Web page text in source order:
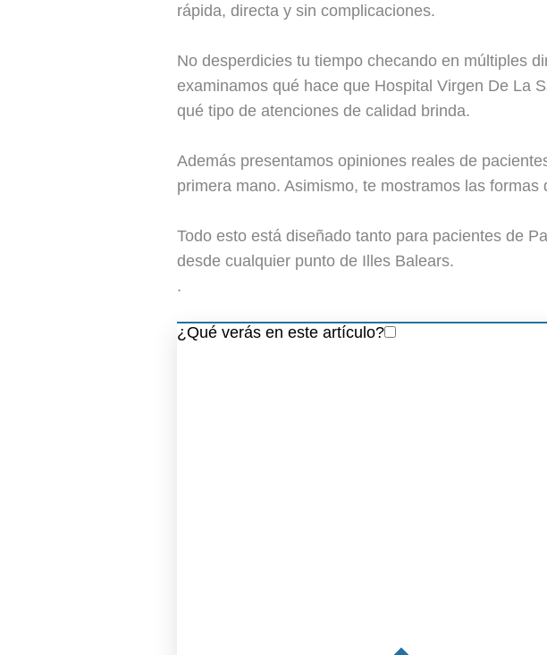
rápida, directa y sin complicaciones.
No desperdicies tu tiempo checando en múltiples
examinamos qué hace que Hospital Virgen De La
qué tipo de atenciones de calidad brinda.
Además presentamos opiniones reales de
primera mano. Asimismo, te mostramos las
Todo esto está diseñado tanto para pacientes de
desde cualquier punto de Illes Balears.
.
¿Qué verás en este artículo?